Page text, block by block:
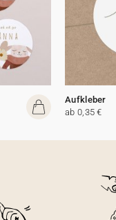
Aufkleber
ab 0,35 €